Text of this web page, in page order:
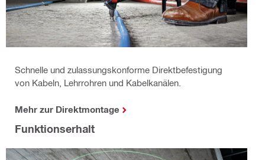
Schnelle und zulassungskonforme Direktbefestigung
von Kabeln, Lehrrohren und Kabelkanälen.
Mehr zur Direktmontage
Funktionserhalt